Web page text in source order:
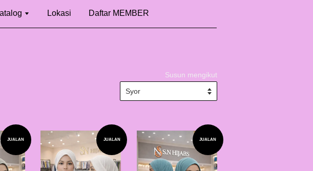
Lokasi Daftar MEMBER
Susun mengikut
JUALAN JUALAN JUALAN